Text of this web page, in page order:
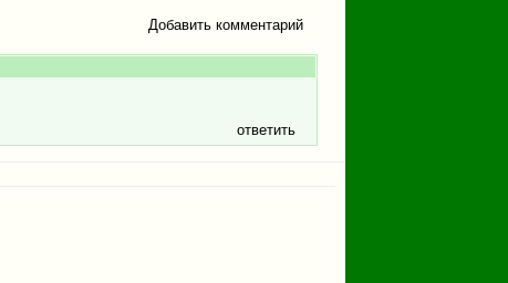
Добавить комментарий
ответить